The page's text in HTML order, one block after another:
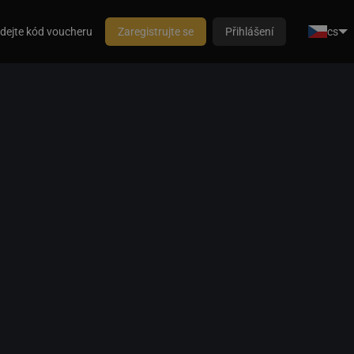
kód voucheru Zaregistrujte se Přihlášení cs